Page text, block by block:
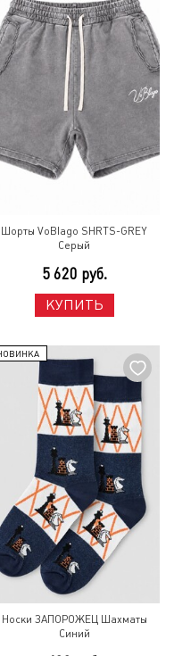
Шорты VoBlago SHRTS-GREY
Серый
5 620 руб.
КУПИТЬ
Носки ЗАПОРОЖЕЦ Шахматы
Синий